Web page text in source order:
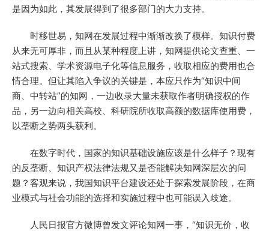
是因为如此，其发展得到了很多部门的大力支持。
时移世易，知网在发展过程中渐渐改换了模样。知识付费
从来无可厚非，而且从某种程度上讲，知网提供论文查重、一
站式搜索、学术资源电子化等信息服务，收取相应的费用也合
情合理。但让其陷入争议的关键是，本应只作为“知识中间
商、中转站”的知网，一边收录大量未获取作者明确授权的作
品，另一边向相关高校、科研院所收取高额的数据库使用费，
以垄断之势两头获利。
在数字时代，国家的知识基础设施应该是什么样子？现有
的反垄断、知识产权法律法规又是否能解决知网深层次的问
题？客观来说，我国知识平台建设还处于探索发展阶段，在商
业模式与社会功能的选择和实施过程中也可能误入歧途。
人民日报官方微博曾发文评论知网一事，“知识无价，收